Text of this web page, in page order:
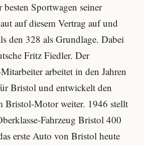
besten Sportwagen seiner
auf diesem Vertrag auf und
den 328 als Grundlage. Dabei
Fritz Fiedler. Der
arbeitet in den Jahren
Bristol und entwickelt den
Motor weiter. 1946 stellt
Fahrzeug Bristol 400
erste Auto von Bristol heute